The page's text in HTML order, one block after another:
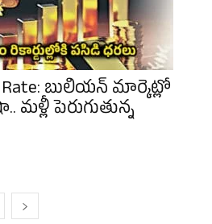
Rate: బులియన్ మార్కెట్లో
పెరుగుతున్న